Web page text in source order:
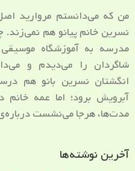
من که می‌دانستم مروارید
نسرین خانم پیانو هم
مدرسه به آموزشگاه
شاگردان را می‌دیدم و
انگشتان نسرین بانو هم
آبرویش برود؛ اما عمه
مدت‌ها، هرجا می‌نشست درباره‌ی
آخرین نوشته‌ها